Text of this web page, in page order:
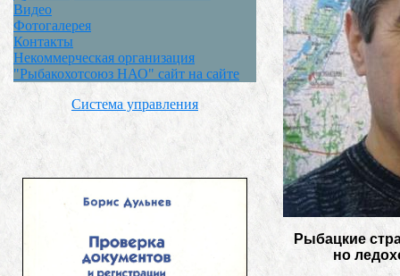
Видео
Фотогалерея
Контакты
Некоммерческая организация
"Рыбакохотсоюз НАО" сайт на сайте
Система управления
Рыбацкие
но